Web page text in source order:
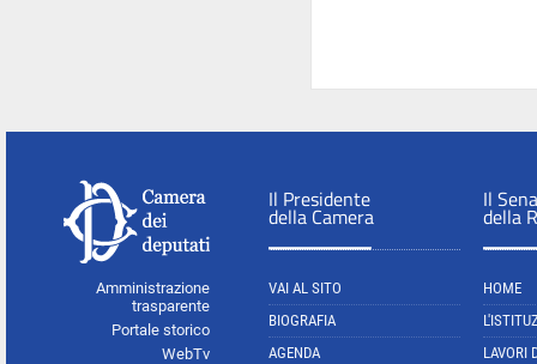
Amministrazione
trasparente
Portale storico
WebTv
Il Presidente
della Camera
VAI AL SITO
BIOGRAFIA
AGENDA
Il
della
HOME
LAVORI